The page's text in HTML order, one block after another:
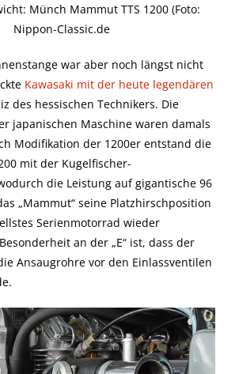
Münch Mammut TTS 1200 (Foto:
Nippon-Classic.de
war aber noch längst nicht
Kawasaki mit der heute legendären
des hessischen Technikers. Die
japanischen Maschine waren damals
Modifikation der 1200er entstand die
mit der Kugelfischer-
die Leistung auf gigantische 96
„Mammut“ seine Platzhirschposition
Serienmotorrad wieder
an der „E“ ist, dass der
Ansaugrohre vor den Einlassventilen